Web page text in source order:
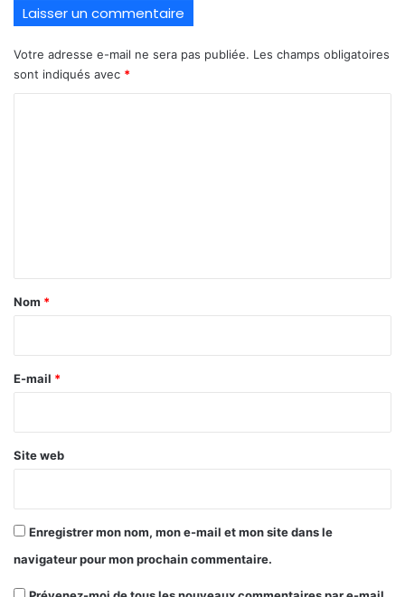
Laisser un commentaire
Votre adresse e-mail ne sera pas publiée. Les champs obligatoires
sont indiqués avec *
a
e
Nom *
E-mail *
Site web
Enregistrer mon nom, mon e-mail et mon site dans le
navigateur pour mon prochain commentaire.